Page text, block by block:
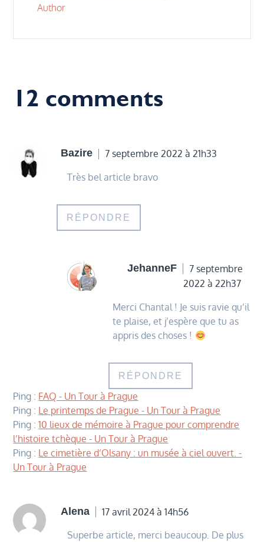
Author
12 comments
Bazire
7 septembre 2022 à 21h33
Très bel article bravo
RÉPONDRE
JehanneF
7 septembre
2022 à 22h37
Merci Chantal ! Je suis ravie qu’il
te plaise, et j’espère que tu as
appris des choses !
RÉPONDRE
Ping : FAQ - Un Tour à Prague
Ping : Le printemps de Prague - Un Tour à Prague
Ping :10 lieux de mémoire à Prague pour comprendre
l’histoire tchèque - Un Tour à Prague
Ping : Le cimetière d’Olsany : un musée à ciel ouvert. -
Un Tour à Prague
Alena
17 avril 2024 à 14h56
Superbe article, merci beaucoup. De plus